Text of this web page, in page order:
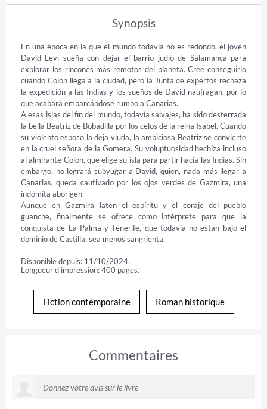
Synopsis
En una época en la que el mundo todavía no es redondo, el joven
David Levi sueña con dejar el barrio judío de Salamanca para
explorar los rincones más remotos del planeta. Cree conseguirlo
cuando Colón llega a la ciudad, pero la Junta de expertos rechaza
la expedición a las Indias y los sueños de David naufragan, por lo
que acabará embarcándose rumbo a Canarias.
A esas islas del fin del mundo, todavía salvajes, ha sido desterrada
la bella Beatriz de Bobadilla por los celos de la reina Isabel. Cuando
su violento esposo la deja viuda, la ambiciosa Beatriz se convierte
en la cruel señora de la Gomera. Su voluptuosidad hechiza incluso
al almirante Colón, que elige su isla para partir hacia las Indias. Sin
embargo, no logrará subyugar a David, quien, nada más llegar a
Canarias, queda cautivado por los ojos verdes de Gazmira, una
indómita aborigen.
Aunque en Gazmira laten el espíritu y el coraje del pueblo
guanche, finalmente se ofrece como intérprete para que la
conquista de La Palma y Tenerife, que todavía no están bajo el
dominio de Castilla, sea menos sangrienta.
Disponible depuis: 11/10/2024.
Longueur d'impression: 400 pages.
Fiction contemporaine Roman historique
Commentaires